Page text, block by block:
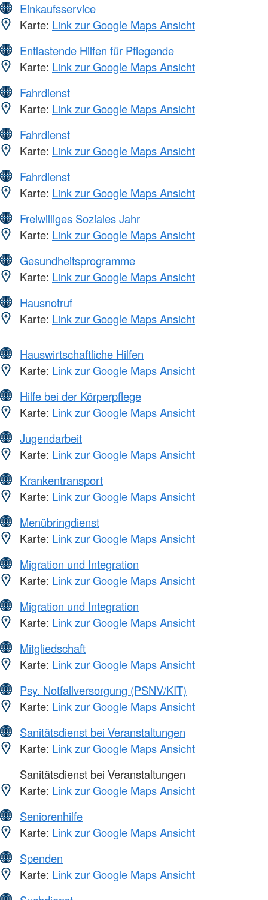
Einkaufsservice
Karte: Link zur Google Maps Ansicht
Entlastende Hilfen für Pflegende
Karte: Link zur Google Maps Ansicht
Fahrdienst
Karte: Link zur Google Maps Ansicht
Fahrdienst
Karte: Link zur Google Maps Ansicht
Fahrdienst
Karte: Link zur Google Maps Ansicht
Freiwilliges Soziales Jahr
Karte: Link zur Google Maps Ansicht
Gesundheitsprogramme
Karte: Link zur Google Maps Ansicht
Hausnotruf
Karte: Link zur Google Maps Ansicht
Hauswirtschaftliche Hilfen
Karte: Link zur Google Maps Ansicht
Hilfe bei der Körperpflege
Karte: Link zur Google Maps Ansicht
Jugendarbeit
Karte: Link zur Google Maps Ansicht
Krankentransport
Karte: Link zur Google Maps Ansicht
Menübringdienst
Karte: Link zur Google Maps Ansicht
Migration und Integration
Karte: Link zur Google Maps Ansicht
Migration und Integration
Karte: Link zur Google Maps Ansicht
Mitgliedschaft
Karte: Link zur Google Maps Ansicht
Psy. Notfallversorgung (PSNV/KIT)
Karte: Link zur Google Maps Ansicht
Sanitätsdienst bei Veranstaltungen
Karte: Link zur Google Maps Ansicht
Sanitätsdienst bei Veranstaltungen
Karte: Link zur Google Maps Ansicht
Seniorenhilfe
Karte: Link zur Google Maps Ansicht
Spenden
Karte: Link zur Google Maps Ansicht